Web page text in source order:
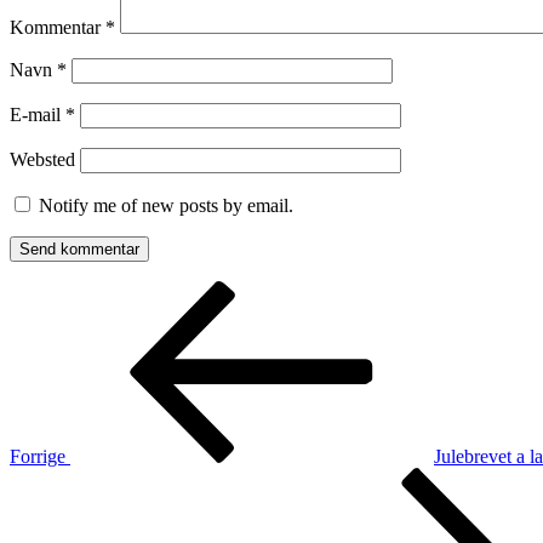
Kommentar *
Navn *
E-mail *
Websted
Notify me of new posts by email.
Indlægsnavigation
Forrige
Julebrevet a